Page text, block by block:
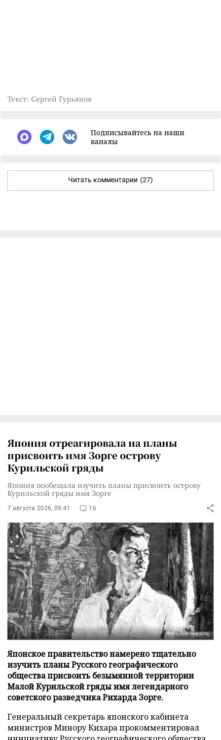
Текст: Сергей Гурьянов
Подписывайтесь на наши
каналы
Читать комментарии (27)
Япония отреагировала на планы
присвоить имя Зорге острову
Курильской гряды
Япония пообещала изучить планы присвоить острову
Курильской гряды имя Зорге
7 августа 2026, 09:41 16
Фото: РИА Новости
Японское правительство намерено тщательно
изучить планы Русского географического
общества присвоить безымянной территории
Малой Курильской гряды имя легендарного
советского разведчика Рихарда Зорге.
Генеральный секретарь японского кабинета
министров Минору Кихара прокомментировал